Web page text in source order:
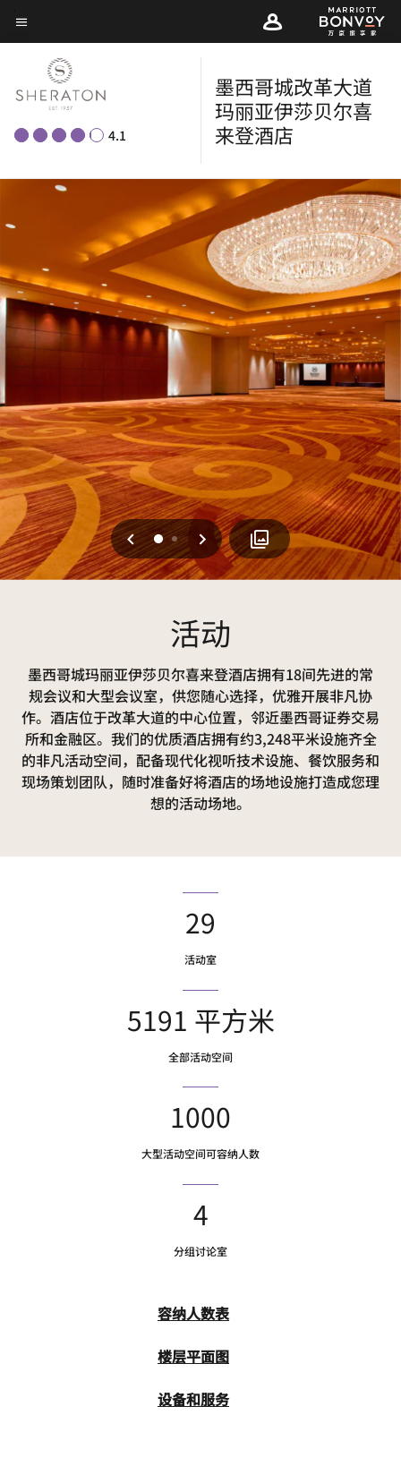
Skip
to
main
content
菜单文本
4.1
墨西哥城改革大道
玛丽亚伊莎贝尔喜
来登酒店
上一页
01 下一页
活动
墨西哥城玛丽亚伊莎贝尔喜来登酒店拥有18间先进的常
规会议和大型会议室，供您随心选择，优雅开展非凡协
作。酒店位于改革大道的中心位置，邻近墨西哥证券交易
所和金融区。我们的优质酒店拥有约3,248平米设施齐全
的非凡活动空间，配备现代化视听技术设施、餐饮服务和
现场策划团队，随时准备好将酒店的场地设施打造成您理
想的活动场地。
29
活动室
5191 平方米
全部活动空间
1000
大型活动空间可容纳人数
4
分组讨论室
容纳人数表
楼层平面图
设备和服务